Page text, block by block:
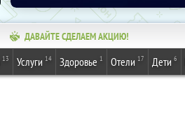
ДАВАЙТЕ СДЕЛАЕМ АКЦИЮ!
13 Услуги 14 Здоровье 1 Отели 17 Дети 6